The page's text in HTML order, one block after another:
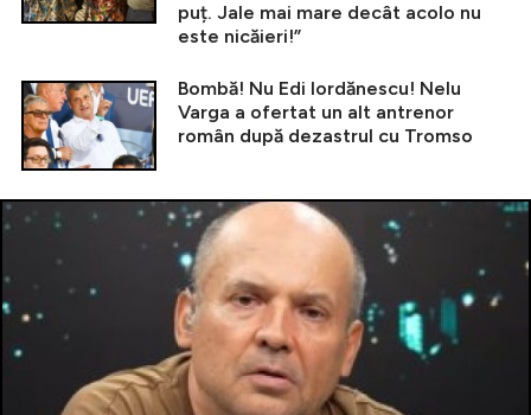
puț. Jale mai mare decât acolo nu
este nicăieri!”
Bombă! Nu Edi Iordănescu! Nelu
Varga a ofertat un alt antrenor
român după dezastrul cu Tromso